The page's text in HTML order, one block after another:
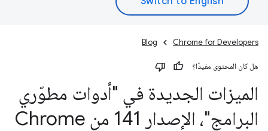
Chrome for Developers
Blog
هل كان المحتوى مفيدًا؟
الميزات الجديدة في "أدوات مطوّري
البرامج"، الإصدار 141 من Chrome